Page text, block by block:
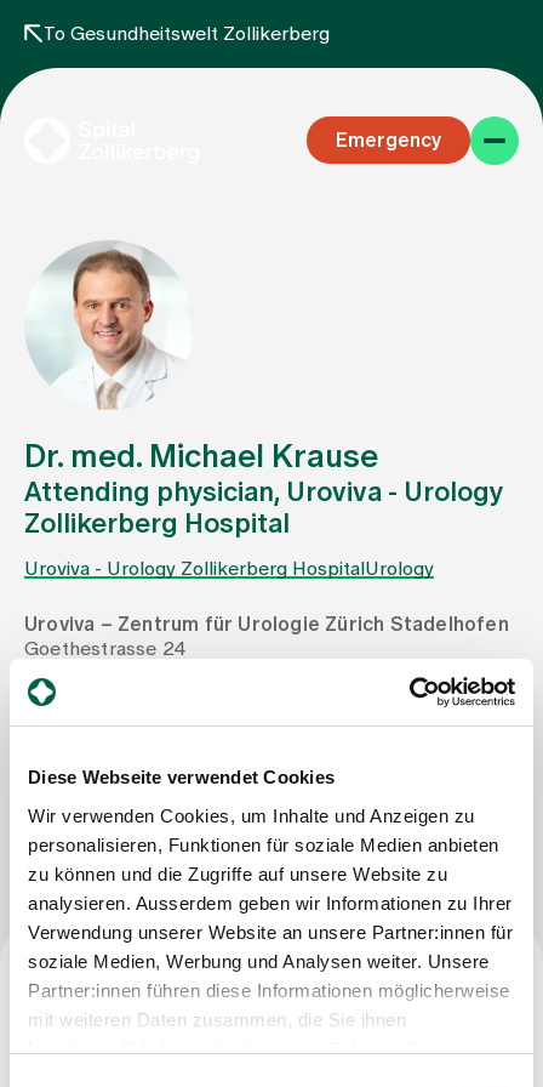
Diese Webseite verwendet Cookies
Wir verwenden Cookies, um Inhalte und Anzeigen zu
personalisieren, Funktionen für soziale Medien anbieten
zu können und die Zugriffe auf unsere Website zu
analysieren. Ausserdem geben wir Informationen zu Ihrer
Verwendung unserer Website an unsere Partner:innen für
soziale Medien, Werbung und Analysen weiter. Unsere
Partner:innen führen diese Informationen möglicherweise
mit weiteren Daten zusammen, die Sie ihnen
bereitgestellt haben oder die sie im Rahmen Ihrer
To Gesundheitswelt Zollikerberg
Emergency
Specialist areas
Stay
Team
Events
Latest news
Jobs & Career
Contact us
Dr. med. Michael Krause
Attending physician, Uroviva - Urology
Zollikerberg Hospital
Uroviva - Urology Zollikerberg Hospital Urology
Uroviva – Zentrum für Urologie Zürich Stadelhofen
Goethestrasse 24
Tel
Mail
stadelhofen@uroviva.ch
Specialist title
Specialist in urology